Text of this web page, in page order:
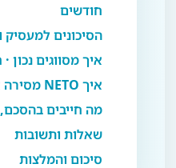
חודשים
הסיכונים למעסיק
איך מסווגים נכון
איך NETO מסירה את הסיכון
מה חייבים
שאלות ותשובות
סיכום והמלצות